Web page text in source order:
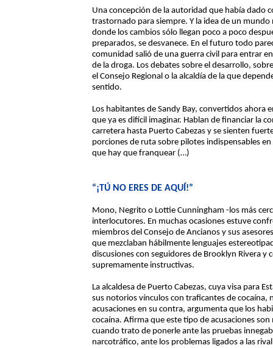
Una concepción de la autoridad que había dado
trastornado para siempre. Y la idea de un
donde los cambios sólo llegan poco a poco
preparados, se desvanece. En el futuro todo
comunidad salió de una guerra civil para entrar
de la droga. Los debates sobre el desarrollo,
el Consejo Regional o la alcaldía de la que
sentido.
Los habitantes de Sandy Bay, convertidos ahora
que ya es difícil imaginar. Hablan de financiar la
carretera hasta Puerto Cabezas y se sienten
porciones de ruta sobre pilotes indispensables
que hay que franquear (…)
“¡TÚ NO ERES DE AQUÍ!”
Mono, Negrito o Lottie Cunningham -los más
interlocutores. En muchas ocasiones estuve
miembros del Consejo de Ancianos y sus
que mezclaban hábilmente lenguajes
discusiones con seguidores de Brooklyn Rivera y
supremamente instructivas.
La alcaldesa de Puerto Cabezas, cuya visa para
sus notorios vínculos con traficantes de cocaína,
acusaciones en su contra, argumenta que los
cocaína. Afirma que este tipo de acusaciones
cuando trato de ponerle ante las pruebas
narcotráfico, ante los problemas ligados a las